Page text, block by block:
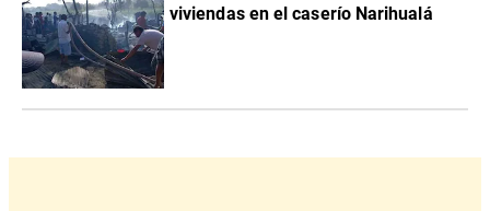
viviendas en el caserío Narihualá